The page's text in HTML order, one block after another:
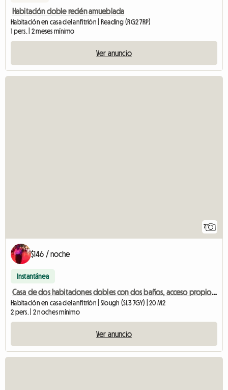
Habitación doble recién amueblada
Habitación en casa del anfitrión | Reading (RG2 7RP)
1 pers. | 2 meses mínimo
Ver anuncio
7
$146 / noche
Instantánea
Casa de dos habitaciones dobles con dos baños, acceso propio al jardín.
Habitación en casa del anfitrión | Slough (SL3 7GY) | 20 M2
2 pers. | 2 noches mínimo
Ver anuncio